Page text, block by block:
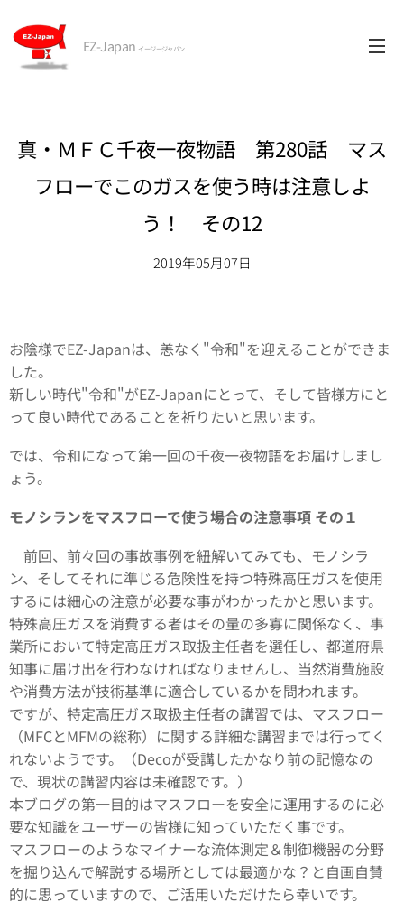
EZ-Japan イージージャパン
真・ＭＦＣ千夜一夜物語 第280話 マス
フローでこのガスを使う時は注意しよ
う！ その12
2019年05月07日
お陰様でEZ-Japanは、恙なく"令和"を迎えることができま
した。
新しい時代"令和"がEZ-Japanにとって、そして皆様方にと
って良い時代であることを祈りたいと思います。
では、令和になって第一回の千夜一夜物語をお届けしまし
ょう。
モノシランをマスフローで使う場合の注意事項 その１
前回、前々回の事故事例を紐解いてみても、モノシラ
ン、そしてそれに準じる危険性を持つ特殊高圧ガスを使用
するには細心の注意が必要な事がわかったかと思います。
特殊高圧ガスを消費する者はその量の多寡に関係なく、事
業所において特定高圧ガス取扱主任者を選任し、都道府県
知事に届け出を行わなければなりませんし、当然消費施設
や消費方法が技術基準に適合しているかを問われます。
ですが、特定高圧ガス取扱主任者の講習では、マスフロー
（MFCとMFMの総称）に関する詳細な講習までは行ってく
れないようです。（Decoが受講したかなり前の記憶なの
で、現状の講習内容は未確認です。）
本ブログの第一目的はマスフローを安全に運用するのに必
要な知識をユーザーの皆様に知っていただく事です。
マスフローのようなマイナーな流体測定＆制御機器の分野
を掘り込んで解説する場所としては最適かな？と自画自賛
的に思っていますので、ご活用いただけたら幸いです。